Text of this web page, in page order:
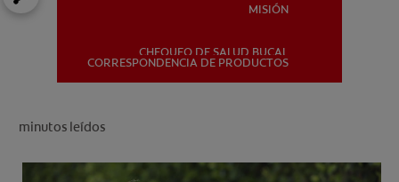
MISIÓN
CHEQUEO DE SALUD BUCAL
CORRESPONDENCIA DE PRODUCTOS
minutos leídos